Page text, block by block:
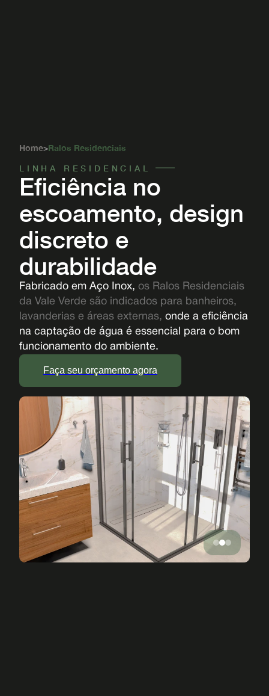
Home>Ralos Residenciais
LINHA RESIDENCIAL
Eficiência no
escoamento, design
discreto e
durabilidade
Fabricado em Aço Inox, os Ralos Residenciais
da Vale Verde são indicados para banheiros,
lavanderias e áreas externas, onde a eficiência
na captação de água é essencial para o bom
funcionamento do ambiente.
Faça seu orçamento agora